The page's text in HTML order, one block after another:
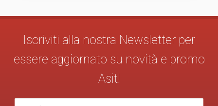
Iscriviti alla nostra Newsletter per
essere aggiornato su novità e promo
Asit!